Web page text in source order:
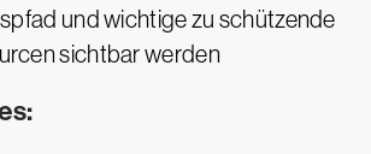
und wichtige zu schützende
sichtbar werden